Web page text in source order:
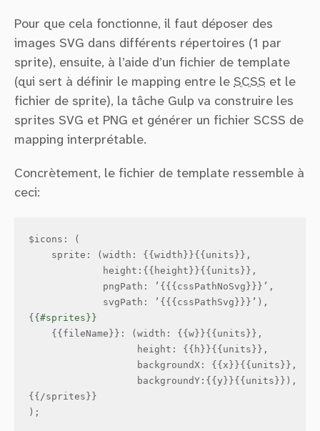
Pour que cela fonctionne, il faut déposer des
images SVG dans différents répertoires (1 par
sprite), ensuite, à l’aide d’un fichier de template
(qui sert à définir le mapping entre le SCSS et le
fichier de sprite), la tâche Gulp va construire les
sprites SVG et PNG et générer un fichier SCSS de
mapping interprétable.
Concrètement, le fichier de template ressemble à
ceci:
$icons : (
sprite : ( width : {{ width }}{{ units }},
height :{{ height }}{{ units }},
pngPath : ’{{{ cssPathNoSvg }}}’,
svgPath : ’{{{ cssPathSvg }}}’),
{{
    {{
fileName }}: ( width : {{ w }}{{ units }},
height : {{ h }}{{ units }},
backgroundX : {{ x }}{{ units }},
backgroundY :{{ y }}{{ units }}),
{{/sprites }}
);